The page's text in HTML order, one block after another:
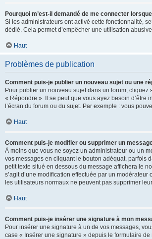
Pourquoi m’est-il demandé de me connecter
Si les administrateurs ont activé cette fonctionnalité,
dédié. Cela permet d’empêcher une utilisation
Haut
Problèmes de publication
Comment puis-je publier un nouveau sujet ou une
Pour publier un nouveau sujet dans un forum,
« Répondre ». Il se peut que vous ayez besoin
l’écran du forum ou du sujet. Par exemple : vous
Haut
Comment puis-je modifier ou supprimer un
À moins que vous ne soyez un administrateur ou un
vos messages en cliquant le bouton adéquat, parfois
petit texte situé en dessous du message affichera le
s’agit d’une modification effectuée par un
les utilisateurs normaux ne peuvent pas supprimer
Haut
Comment puis-je insérer une signature à mon
Pour insérer une signature à un de vos messages,
case « Insérer une signature » depuis le formulaire